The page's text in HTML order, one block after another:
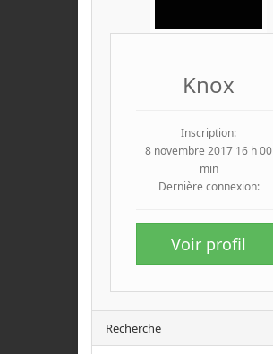
Knox
Inscription:
8 novembre 2017 16 h 00
min
Dernière connexion:
Voir profil
Recherche